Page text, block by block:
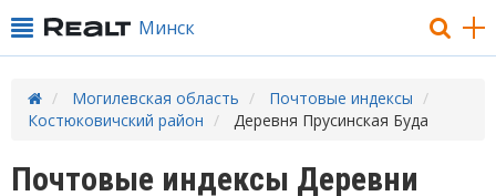
Минск
Могилевская область
Почтовые индексы
Костюковичский район
Деревня Прусинская Буда
Почтовые индексы Деревни